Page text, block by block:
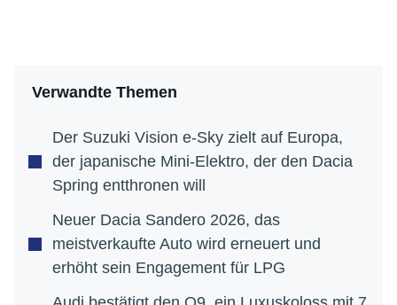
Verwandte Themen
Der Suzuki Vision e-Sky zielt auf Europa,
der japanische Mini-Elektro, der den Dacia
Spring entthronen will
Neuer Dacia Sandero 2026, das
meistverkaufte Auto wird erneuert und
erhöht sein Engagement für LPG